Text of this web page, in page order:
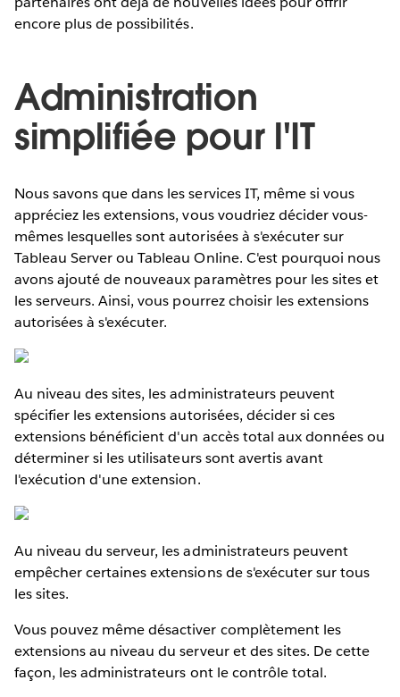
encore plus de possibilités.
Administration
simplifiée pour l'IT
Nous savons que dans les services IT, même si vous
appréciez les extensions, vous voudriez décider vous-
mêmes lesquelles sont autorisées à s'exécuter sur
Tableau Server ou Tableau Online. C'est pourquoi nous
avons ajouté de nouveaux paramètres pour les sites et
les serveurs. Ainsi, vous pourrez choisir les extensions
autorisées à s'exécuter.
Au niveau des sites, les administrateurs peuvent
spécifier les extensions autorisées, décider si ces
extensions bénéficient d'un accès total aux données ou
déterminer si les utilisateurs sont avertis avant
l'exécution d'une extension.
Au niveau du serveur, les administrateurs peuvent
empêcher certaines extensions de s'exécuter sur tous
les sites.
Vous pouvez même désactiver complètement les
extensions au niveau du serveur et des sites. De cette
façon, les administrateurs ont le contrôle total.